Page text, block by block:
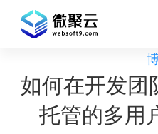
如何在开发团
托管的多用